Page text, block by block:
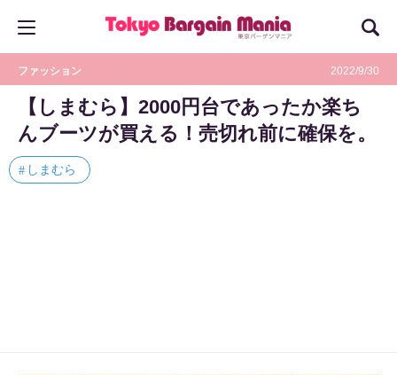
ファッション 2022/9/30
【しまむら】2000円台であったか楽ち
んブーツが買える！売切れ前に確保を。
しまむら